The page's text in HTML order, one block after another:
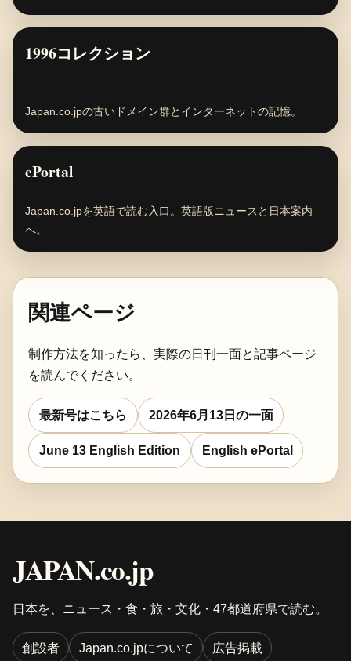
1996コレクション
Japan.co.jpの古いドメイン群とインターネットの記憶。
ePortal
Japan.co.jpを英語で読む入口。英語版ニュースと日本案内
へ。
関連ページ
制作方法を知ったら、実際の日刊一面と記事ページ
を読んでください。
最新号はこちら 2026年6月13日の一面
June 13 English Edition English ePortal
JAPAN.co.jp
日本を、ニュース・食・旅・文化・47都道府県で読む。
創設者 Japan.co.jpについて 広告掲載